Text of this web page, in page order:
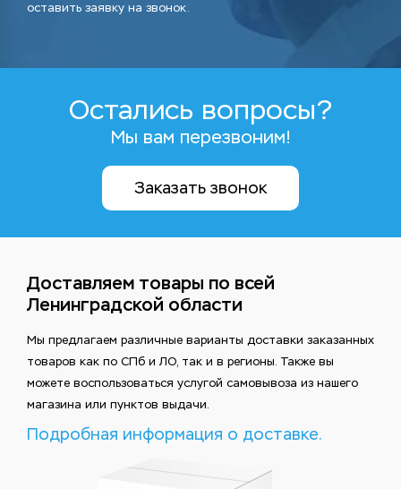
оставить заявку на звонок.
Остались вопросы?
Мы вам перезвоним!
Заказать звонок
Доставляем товары по всей
Ленинградской области
Мы предлагаем различные варианты доставки заказанных
товаров как по СПб и ЛО, так и в регионы. Также вы
можете воспользоваться услугой самовывоза из нашего
магазина или пунктов выдачи.
Подробная информация о доставке.